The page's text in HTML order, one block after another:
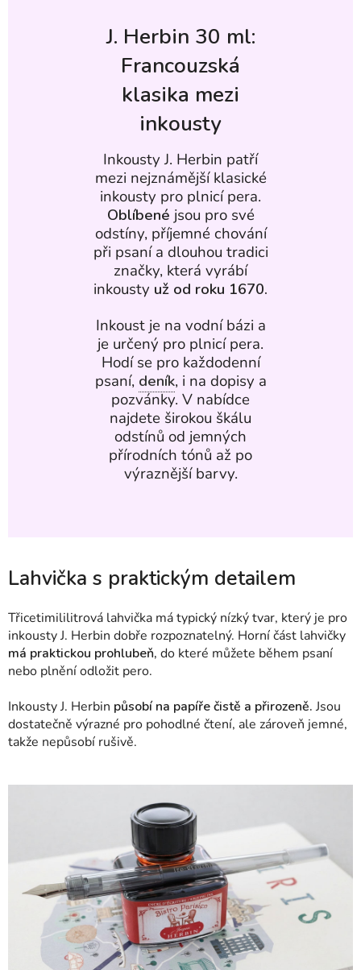
J. Herbin 30 ml:
Francouzská
klasika mezi
inkousty
Inkousty J. Herbin patří
mezi nejznámější klasické
inkousty pro plnicí pera.
Oblíbené jsou pro své
odstíny, příjemné chování
při psaní a dlouhou tradici
značky, která vyrábí
inkousty už od roku 1670.
Inkoust je na vodní bázi a
je určený pro plnicí pera.
Hodí se pro každodenní
psaní, deník, i na dopisy a
pozvánky. V nabídce
najdete širokou škálu
odstínů od jemných
přírodních tónů až po
výraznější barvy.
Lahvička s praktickým detailem
Třicetimililitrová lahvička má typický nízký tvar, který je pro
inkousty J. Herbin dobře rozpoznatelný. Horní část lahvičky
má praktickou prohlubeň, do které můžete během psaní
nebo plnění odložit pero.
Inkousty J. Herbin působí na papíře čistě a přirozeně. Jsou
dostatečně výrazné pro pohodlné čtení, ale zároveň jemné,
takže nepůsobí rušivě.